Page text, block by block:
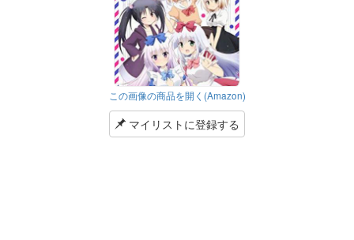
この画像の商品を開く(Amazon)
マイリストに登録する